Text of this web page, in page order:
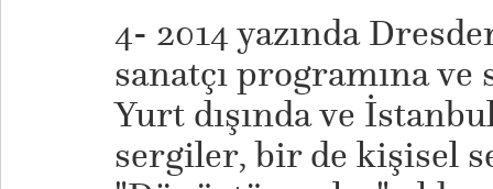
4- 2014 yazında
sanatçı programına ve
Yurt dışında ve
sergiler, bir de kişisel